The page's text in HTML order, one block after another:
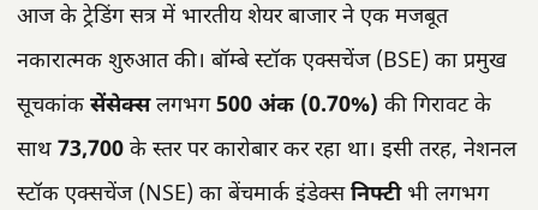
आज के ट्रेडिंग सत्र में भारतीय शेयर बाजार ने एक मजबूत
नकारात्मक शुरुआत की। बॉम्बे स्टॉक एक्सचेंज (BSE) का प्रमुख
सूचकांक सेंसेक्सलगभग500 अंक (0.70%) की गिरावट के
साथ 73,700 के स्तर पर कारोबार कर रहा था। इसी तरह, नेशनल
स्टॉक एक्सचेंज (NSE) का बेंचमार्क इंडेक्सनिफ्टीभी लगभग